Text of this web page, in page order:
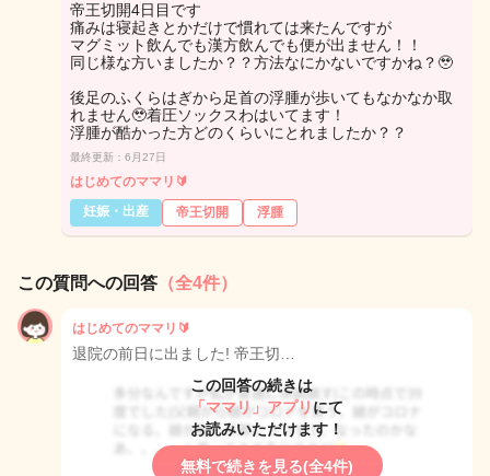
帝王切開4日目です
痛みは寝起きとかだけで慣れては来たんですが
マグミット飲んでも漢方飲んでも便が出ません！！
同じ様な方いましたか？？方法なにかないですかね？🥹
後足のふくらはぎから足首の浮腫が歩いてもなかなか取
れません🥹着圧ソックスわはいてます！
浮腫が酷かった方どのくらいにとれましたか？？
最終更新：6月27日
はじめてのママリ🔰
妊娠・出産
帝王切開 浮腫
この質問への回答 （全4件）
はじめてのママリ🔰
退院の前日に出ました! 帝王切…
この回答の続きは
「ママリ」アプリ にて
お読みいただけます！
無料で続きを見る(全4件)